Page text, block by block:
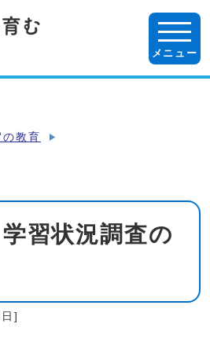
メニュー
教育
習状況調査の
]